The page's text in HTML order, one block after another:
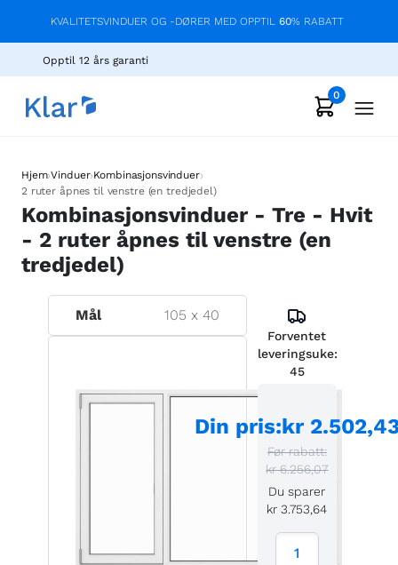
KVALITETSVINDUER OG -DØRER MED OPPTIL 60% RABATT
Opptil 12 års garanti
0
Hjem›Vinduer›Kombinasjonsvinduer›
2 ruter åpnes til venstre (en tredjedel)
Kombinasjonsvinduer - Tre - Hvit
- 2 ruter åpnes til venstre (en
tredjedel)
Mål 105 x40
Forventet
leveringsuke:
45
Din pris:kr
Før rabatt:
kr 6.256,07
Du sparer
kr 3.753,64
1